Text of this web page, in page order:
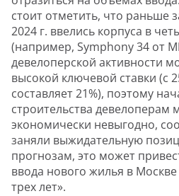
стоит отметить, что раньше
2024 г. ввелись корпуса в
(например, Symphony 34 от
девелоперской активности
высокой ключевой ставки (с
составляет 21%), поэтому
строительства девелоперам
экономически невыгодно,
заняли выжидательную
прогнозам, это может
ввода нового жилья в Москве
трех лет».